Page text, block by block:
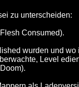
zu unterscheiden:
Consumed).
wurden und wo
Level